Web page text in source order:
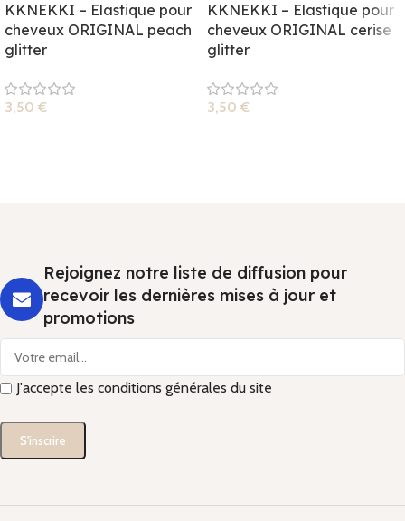
KKNEKKI – Elastique pour
cheveux ORIGINAL peach
glitter
3,50 €
KKNEKKI – Elastique pour
cheveux ORIGINAL cerise
glitter
3,50 €
Rejoignez notre liste de diffusion pour
recevoir les dernières mises à jour et
promotions
J'accepte les conditions générales du site